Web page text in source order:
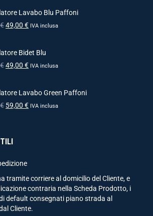
Lavabo Blu Paffoni
€49,00 € IVA inclusa
Bidet Blu
€49,00 € IVA inclusa
Lavabo Green Paffoni
€ 59,00 € IVA inclusa
tramite corriere al domicilio del Cliente, e
contraria nella Scheda Prodotto, i
default consegnati piano strada al
Cliente.